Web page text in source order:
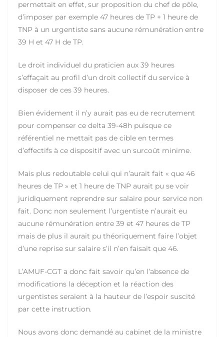
permettait en effet, sur proposition du chef de pôle,
d’imposer par exemple 47 heures de TP + 1 heure de
TNP à un urgentiste sans aucune rémunération entre
39 H et 47 H de TP.
Le droit individuel du praticien aux 39 heures
s’effaçait au profil d’un droit collectif du service à
disposer de ces 39 heures.
Bien évidement il n’y aurait pas eu de recrutement
pour compenser ce delta 39-48h puisque ce
référentiel ne mettait pas de cible en termes
d’effectifs à ce dispositif avec un surcoût minime.
Mais plus redoutable celui qui n’aurait fait « que 46
heures de TP » et 1 heure de TNP aurait pu se voir
juridiquement reprendre sur salaire pour service non
fait. Donc non seulement l’urgentiste n’aurait eu
aucune rémunération entre 39 et 47 heures de TP
mais de plus il aurait pu théoriquement faire l’objet
d’une reprise sur salaire s’il n’en faisait que 46.
L’AMUF-CGT a donc fait savoir qu’en l’absence de
modifications la déception et la réaction des
urgentistes seraient à la hauteur de l’espoir suscité
par cette instruction.
Nous avons donc demandé au cabinet de la ministre